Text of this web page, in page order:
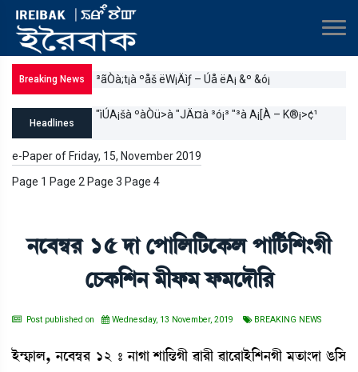
Breaking News ³ãÒà;t¡à ºåš ëW¡Äìƒ – Úå ëA¡ &º &ó¡
Headlines
"ìÚA¡šà ºàÒü>à "JÄ¤à ³ó¡³ "³à A¡[À – K®¡>¢¹
e-Paper of Friday, 15, November 2019
Page 1 Page 2 Page 3 Page 4
>ì¤´¬¹ 15 ƒà ëšà[º[i¡ìA¡º šà[i¢¡[Å}Kã
ëW¡A¡[Å> ³ãó¡³ ó¡³ìƒï[¹
Post published on Wednesday, 13 November, 2019 BREAKING NEWS
Òü´£¡àº, >ì¤´¬¹ 12 – >àKà Åà[”zKã ¯à¹ã ¯àì¹àÒü[Å>Kã ³t¡à}ƒà R¡[Î